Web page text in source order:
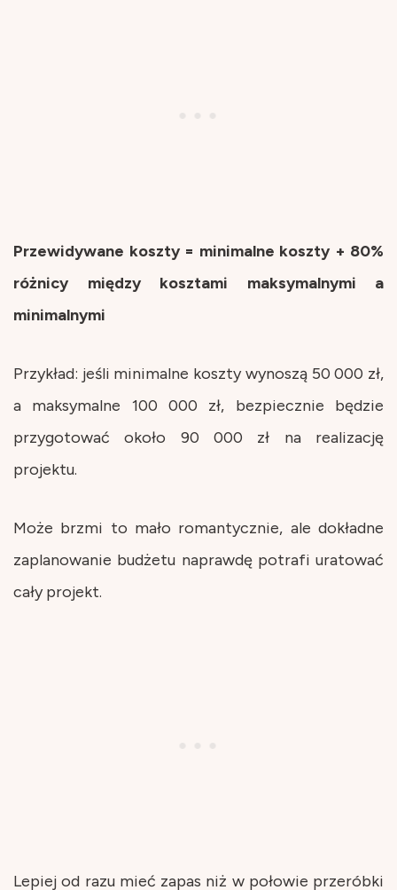
Przewidywane koszty = minimalne koszty + 80%
różnicy między kosztami maksymalnymi a
minimalnymi
Przykład: jeśli minimalne koszty wynoszą 50 000 zł,
a maksymalne 100 000 zł, bezpiecznie będzie
przygotować około 90 000 zł na realizację
projektu.
Może brzmi to mało romantycznie, ale dokładne
zaplanowanie budżetu naprawdę potrafi uratować
cały projekt.
Lepiej od razu mieć zapas niż w połowie przeróbki